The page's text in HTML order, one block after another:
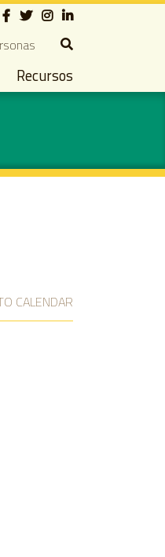
Social
Recursos
CALENDAR